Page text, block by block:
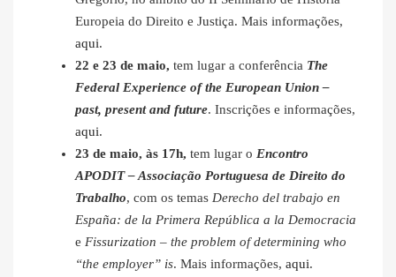
Europeia do Direito e Justiça. Mais informações,
aqui.
22 e 23 de maio, tem lugar a conferência The
Federal Experience of the European Union –
past, present and future. Inscrições e informações,
aqui.
23 de maio, às 17h, tem lugar o Encontro
APODIT – Associação Portuguesa de Direito do
Trabalho, com os temas Derecho del trabajo en
España: de la Primera República a la Democracia
e Fissurization – the problem of determining who
“the employer” is. Mais informações, aqui.